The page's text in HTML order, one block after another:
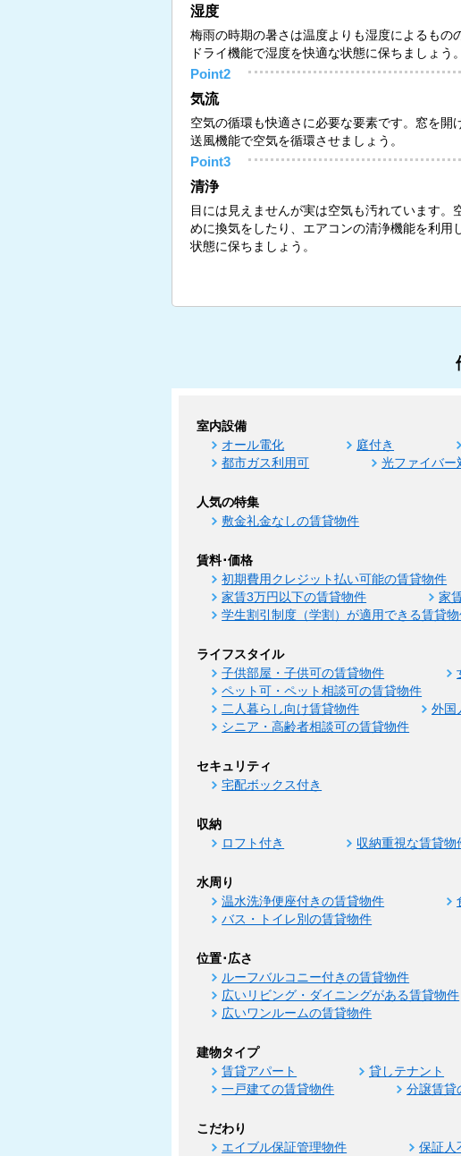
湿度
梅雨の時期の暑さは温度よりも湿度によるもの
ドライ機能で湿度を快適な状態に保ちましょう。
Point2
気流
空気の循環も快適さに必要な要素です。窓を開
送風機能で空気を循環させましょう。
Point3
清浄
目には見えませんが実は空気も汚れています。
めに換気をしたり、エアコンの清浄機能を利用
状態に保ちましょう。
室内設備
オール電化 庭付き
都市ガス利用可
光ファイバー
人気の特集
敷金礼金なしの賃貸物件
賃料･価格
初期費用クレジット払い可能の賃貸物件
家賃3万円以下の賃貸物件
家
学生割引制度（学割）が適用できる賃貸
ライフスタイル
子供部屋・子供可の賃貸物件
ペット可・ペット相談可の賃貸物件
二人暮らし向け賃貸物件
外国
シニア・高齢者相談可の賃貸物件
セキュリティ
宅配ボックス付き
収納
ロフト付き 収納重視な賃貸物
水周り
温水洗浄便座付きの賃貸物件
バス・トイレ別の賃貸物件
位置･広さ
ルーフバルコニー付きの賃貸物件
広いリビング・ダイニングがある賃貸物件
広いワンルームの賃貸物件
建物タイプ
賃貸アパート 貸しテナント
一戸建ての賃貸物件
分譲賃貸
こだわり
エイブル保証管理物件 保証人